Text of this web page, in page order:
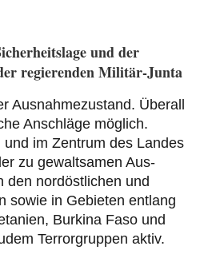
und der
regierenden Militär-Junta
Aus­nahme­zu­stand. Überall
Anschläge möglich.
im Zentrum des Landes
zu gewaltsamen Aus­
den nordöstlichen und
sowie in Gebieten entlang
Burkina Faso und
Terror­gruppen aktiv.